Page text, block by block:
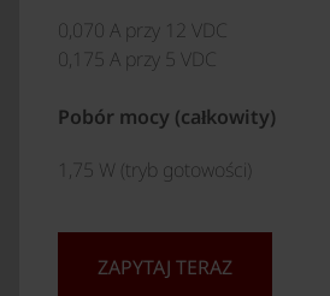
0,070 A przy 12 VDC
0,175 A przy 5 VDC
Pobór mocy (całkowity)
1,75 W (tryb gotowości)
ZAPYTAJ TERAZ